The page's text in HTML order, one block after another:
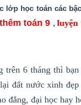
lớp học toán các
toán 9 , luyện
trên 6 tháng thì
đất nước xinh
đẳng, đại học hay